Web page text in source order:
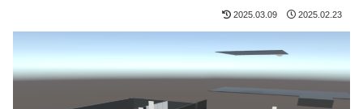
2025.03.09 2025.02.23